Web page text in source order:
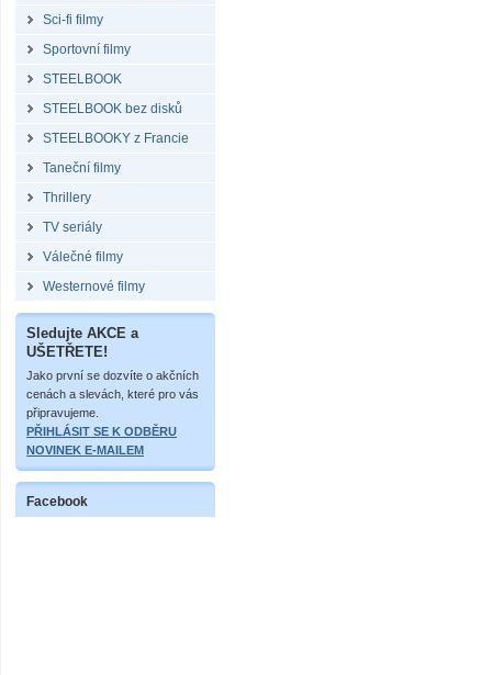
Sci-fi filmy
Sportovní filmy
STEELBOOK
STEELBOOK bez disků
STEELBOOKY z Francie
Taneční filmy
Thrillery
TV seriály
Válečné filmy
Westernové filmy
Sledujte AKCE a
UŠETŘETE!
Jako první se dozvíte o akčních
cenách a slevách, které pro vás
připravujeme.
PŘIHLÁSIT SE K ODBĚRU
NOVINEK E-MAILEM
Facebook